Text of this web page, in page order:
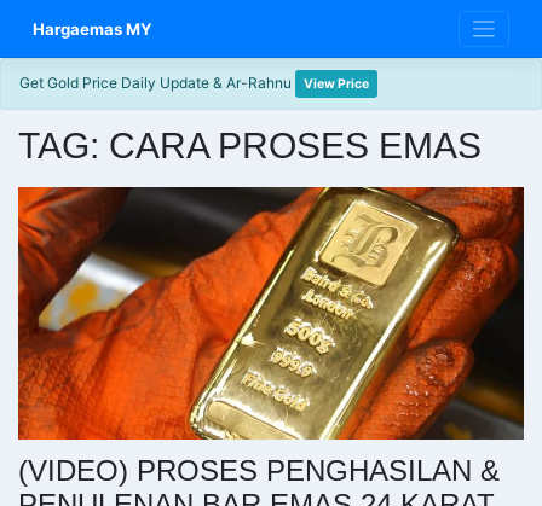
content
Hargaemas MY
Get Gold Price Daily Update & Ar-Rahnu View Price
TAG: CARA PROSES EMAS
(VIDEO) PROSES PENGHASILAN &